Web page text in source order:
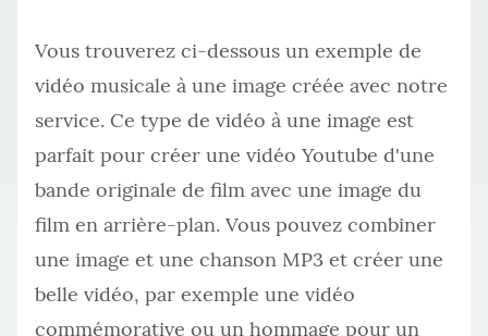
Vous trouverez ci-dessous un exemple de
vidéo musicale à une image créée avec notre
service. Ce type de vidéo à une image est
parfait pour créer une vidéo Youtube d'une
bande originale de film avec une image du
film en arrière-plan. Vous pouvez combiner
une image et une chanson MP3 et créer une
belle vidéo, par exemple une vidéo
commémorative ou un hommage pour un